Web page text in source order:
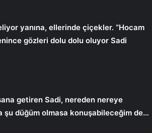
yanına, ellerinde çiçekler. “Hocam
gözleri dolu dolu oluyor Sadi
getiren Sadi, nereden nereye
şu düğüm olmasa konuşabileceğim de…